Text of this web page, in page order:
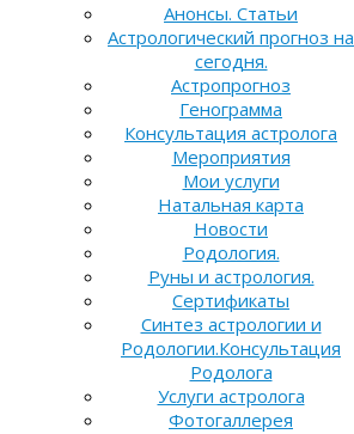
Анонсы. Статьи
Астрологический прогноз на
сегодня.
Астропрогноз
Генограмма
Консультация астролога
Мероприятия
Мои услуги
Натальная карта
Новости
Родология.
Руны и астрология.
Сертификаты
Синтез астрологии и
Родологии.Консультация
Родолога
Услуги астролога
Фотогаллерея